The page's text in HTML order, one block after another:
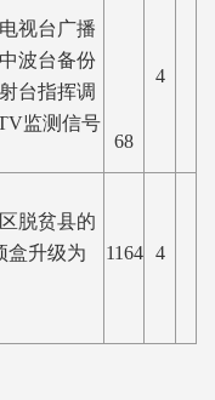
视台广播
波台备份
台指挥调
监测信号
68
4
脱贫县的
盒升级为
1164 4